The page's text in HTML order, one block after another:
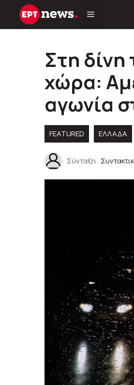
Μετάβαση
Στη δίνη
χώρα:
αγωνία
FEATURED ΕΛΛΑΔΑ
Σύνταξη